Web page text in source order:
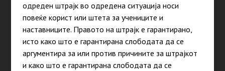
одреден штрајк во одредена ситуација носи
повеќе корист или штета за учениците и
наставниците. Правото на штрајк е гарантирано,
исто како што е гарантирана слободата да се
аргументира за или против причините за штрајкот
и како што е гарантирана слободата да се